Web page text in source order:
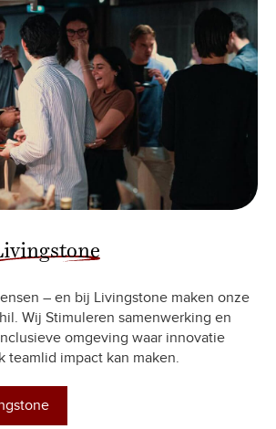
– en bij Livingstone maken onze
Wij Stimuleren samenwerking en
omgeving waar innovatie
teamlid impact kan maken.